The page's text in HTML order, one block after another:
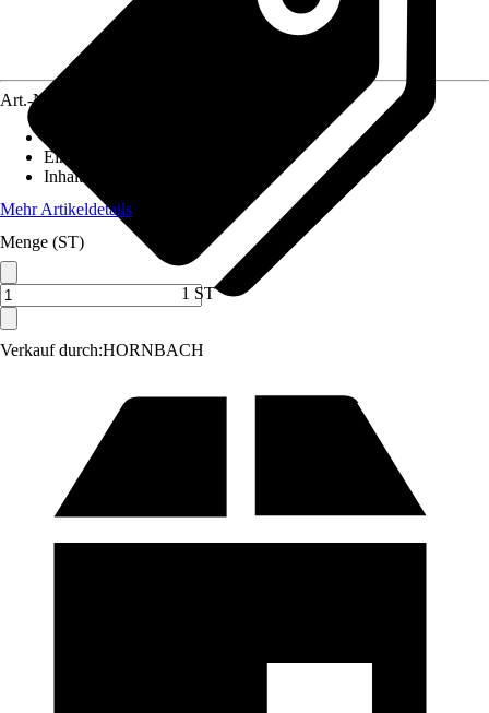
Verkauf durch:HORNBACH
Art.-Nr.
Einsatzbereich
Inhalt
Mehr Artikeldetails
Menge (ST)
1 ST